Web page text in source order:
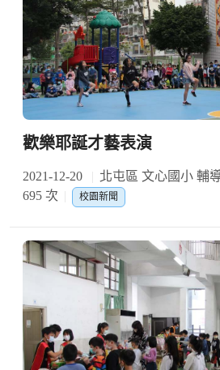
歡樂耶誕才藝表演
2021-12-20 北屯區 文心國小 輔
695 次
校園新聞